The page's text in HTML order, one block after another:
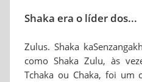
Shaka era o líder dos...
Zulus. Shaka
como Shaka Zulu, às
Tchaka ou Chaka, foi um